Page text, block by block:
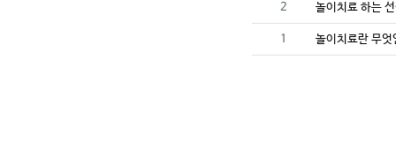
2 놀이치료 하는
1 놀이치료란 무